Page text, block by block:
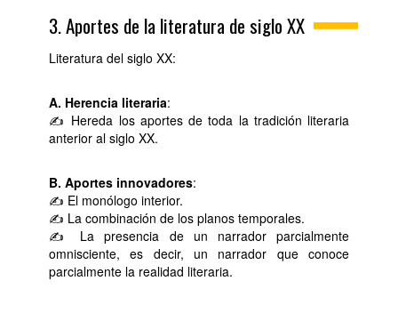
3. Aportes de la literatura de siglo XX
Literatura del siglo XX:
A. Herencia literaria:
✍ Hereda los aportes de toda la tradición literaria
anterior al siglo XX.
B. Aportes innovadores:
✍ El monólogo interior.
✍ La combinación de los planos temporales.
✍ La presencia de un narrador parcialmente
omnisciente, es decir, un narrador que conoce
parcialmente la realidad literaria.